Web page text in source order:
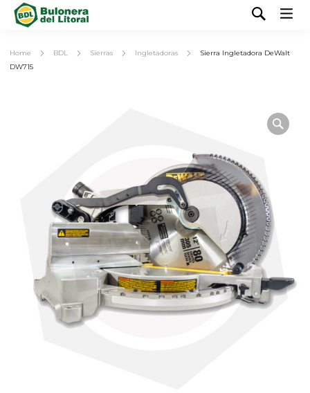
Home BDL Sierras Ingletadoras
Sierra Ingletadora DeWalt
DW715